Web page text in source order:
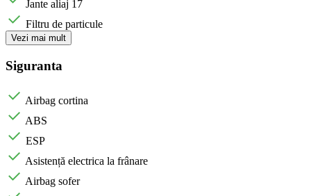
Jante aliaj 17
Filtru de particule
Vezi mai mult
Siguranta
Airbag cortina
ABS
ESP
Asistență electrica la frânare
Airbag sofer